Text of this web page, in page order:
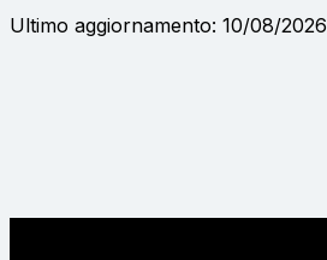
Ultimo aggiornamento: 10/08/2026